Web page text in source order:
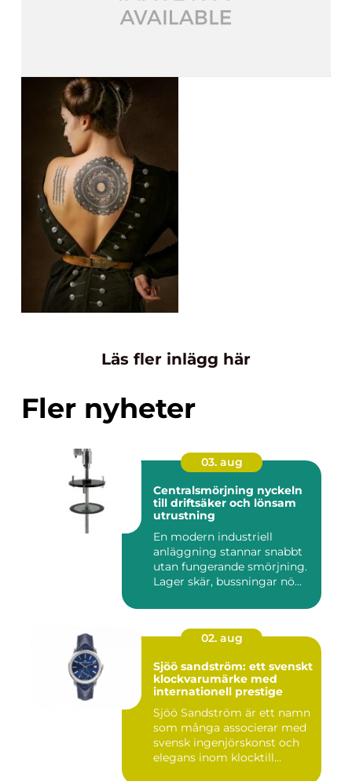
Läs fler inlägg här
Fler nyheter
03. aug
Centralsmörjning nyckeln
till driftsäker och lönsam
utrustning
En modern industriell
anläggning stannar snabbt
utan fungerande smörjning.
Lager skär, bussningar nö...
02. aug
Sjöö sandström: ett svenskt
klockvarumärke med
internationell prestige
Sjöö Sandström är ett namn
som många associerar med
svensk ingenjörskonst och
elegans inom klocktill...